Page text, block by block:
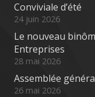
Conviviale d’été
24 juin 2026
Le nouveau
Entreprises
28 mai 2026
Assemblée
26 mai 2026